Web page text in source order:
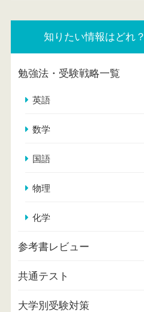
知りたい情報はどれ？
勉強法・受験戦略一覧
英語
数学
国語
物理
化学
参考書レビュー
共通テスト
大学別受験対策